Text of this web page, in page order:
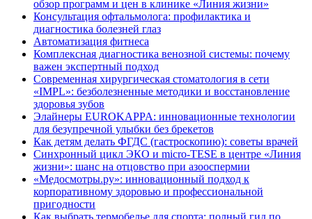
обзор программ и цен в клинике «Линия жизни»
Консультация офтальмолога: профилактика и
диагностика болезней глаз
Автоматизация фитнеса
Комплексная диагностика венозной системы: почему
важен экспертный подход
Современная хирургическая стоматология в сети
«IMPL»: безболезненные методики и восстановление
здоровья зубов
Элайнеры EUROKAPPA: инновационные технологии
для безупречной улыбки без брекетов
Как детям делать ФГДС (гастроскопию): советы врачей
Синхронный цикл ЭКО и micro-TESE в центре «Линия
жизни»: шанс на отцовство при азооспермии
«Медосмотры.ру»: инновационный подход к
корпоративному здоровью и профессиональной
пригодности
Как выбрать термобелье для спорта: полный гид по